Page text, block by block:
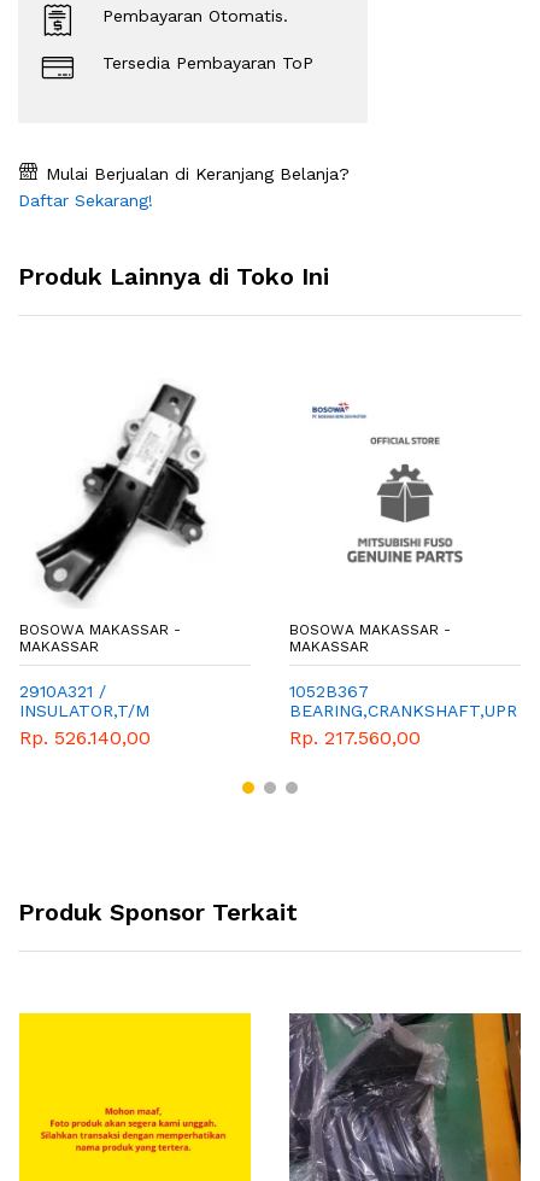
Pembayaran Otomatis.
Tersedia Pembayaran ToP
Mulai Berjualan di Keranjang Belanja?
Daftar Sekarang!
Produk Lainnya di Toko Ini
BOSOWA MAKASSAR -
MAKASSAR
2910A321 /
INSULATOR,T/M
MOUNTING
Rp. 526.140,00
BOSOWA MAKASSAR -
MAKASSAR
1052B367
BEARING,CRANKSHAFT,UPR
Rp. 217.560,00
Produk Sponsor Terkait